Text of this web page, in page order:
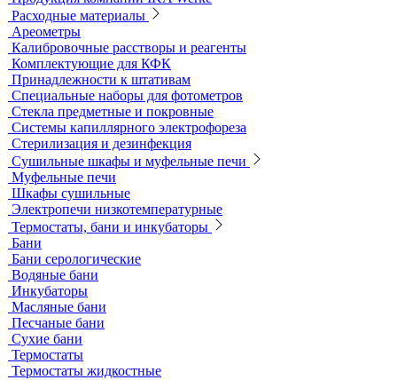
Аналитичесике фильтры
Аспираторы
Пробоотборники
Сорбционные трубки
Оборудование для перемешивания
Общелабораторное оборудование LOIP
Продукция компании IKA Werke
Расходные материалы
Ареометры
Калибровочные расстворы и реагенты
Комплектующие для КФК
Принадлежности к штативам
Специальные наборы для фотометров
Стекла предметные и покровные
Системы капиллярного электрофореза
Стерилизация и дезинфекция
Сушильные шкафы и муфельные печи